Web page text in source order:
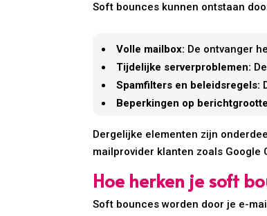
Soft bounces kunnen ontstaan
Volle mailbox: De ontvanger
Tijdelijke serverproblemen:
Spamfilters en beleidsregels:
Beperkingen op
Dergelijke elementen zijn
mailprovider klanten zoals Google
Hoe herken je soft
Soft bounces worden door je e-